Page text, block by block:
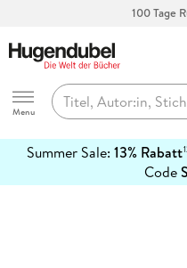
100 Tage
Hugendubel
Menu
Summer Sale: 13% Rabatt
Code
erfahren